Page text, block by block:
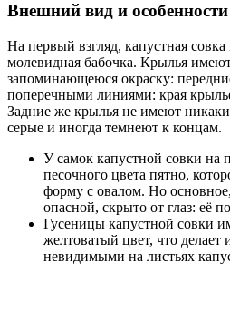
Внешний вид и особенности
На первый взгляд, капустная
молевидная бабочка. Крылья
запоминающеюся окраску:
поперечными линиями: края
Задние же крылья не имеют
серые и иногда темнеют к концам.
У самок капустной совки на
песочного цвета пятно,
форму с овалом. Но основное,
опасной, скрыто от глаз: её
Гусеницы капустной совки
желтоватый цвет, что делает
невидимыми на листьях